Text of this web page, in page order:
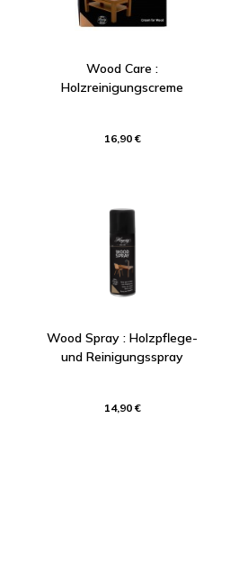
Wood Care :
Holzreinigungscreme
16,90 €
Wood Spray : Holzpflege-
und Reinigungsspray
14,90 €